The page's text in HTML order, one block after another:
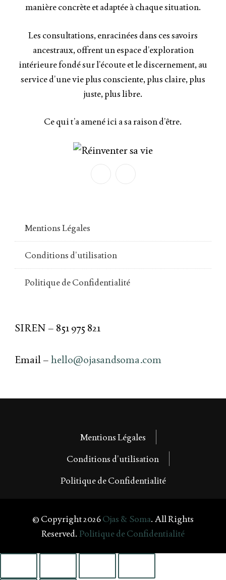
manière concrète et adaptée à chaque situation.
Les consultations, enracinées dans ces savoirs
ancestraux, offrent un espace d’exploration
intérieure fondé sur l’écoute et le discernement, au
service d’une vie plus consciente, plus claire, plus
juste, plus libre.
Ce qui t’a amené ici a sa raison d’être.
Mentions Légales
Conditions d’utilisation
Politique de Confidentialité
SIREN – 851 975 821
Email –hello@ojasandsoma.com
Mentions Légales
Conditions d’utilisation
Politique de Confidentialité
© Copyright 2026Ojas & Soma. All Rights
Reserved. Politique de Confidentialité